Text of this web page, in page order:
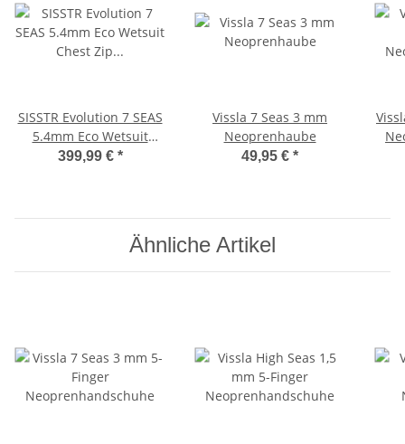
SISSTR Evolution 7 SEAS
5.4mm Eco Wetsuit
Chest Zip Neopren
399,99 € *
Vissla 7 Seas 3 mm
Neoprenhaube
49,95 € *
Ähnliche Artikel